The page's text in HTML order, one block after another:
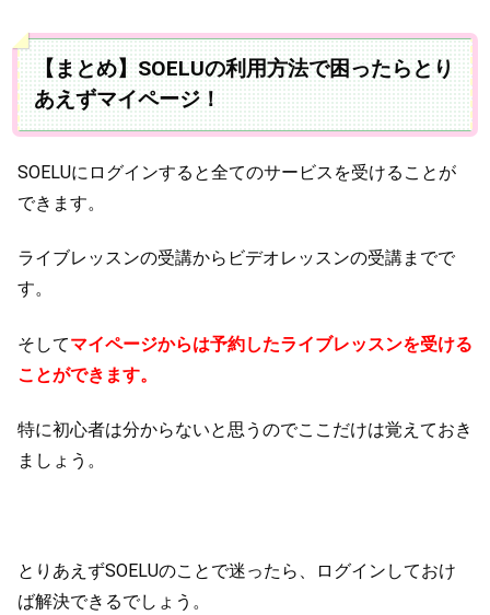
【まとめ】SOELUの利用方法で困ったらとり
あえずマイページ！
SOELUにログインすると全てのサービスを受けることが
できます。
ライブレッスンの受講からビデオレッスンの受講までで
す。
そしてマイページからは予約したライブレッスンを受ける
ことができます。
特に初心者は分からないと思うのでここだけは覚えておき
ましょう。
とりあえずSOELUのことで迷ったら、ログインしておけ
ば解決できるでしょう。